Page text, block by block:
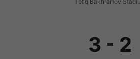
Tofiq Bakhramov
3 - 2